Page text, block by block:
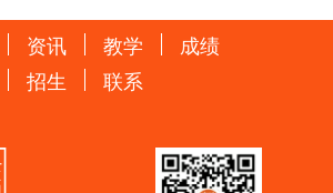
资讯 教学
成绩
招生
联系